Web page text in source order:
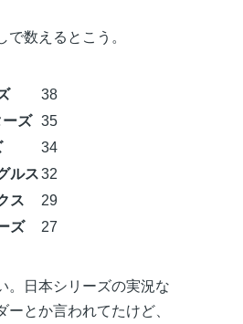
数えるとこう。
38
ズ 35
34
ルス32
ス
29
ズ
27
。日本シリーズの実況な
とか言われてたけど、